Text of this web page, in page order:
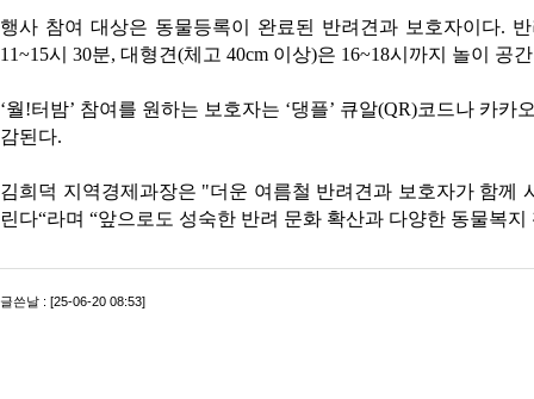
행사 참여 대상은 동물등록이 완료된 반려견과 보호자이다.
11~15시 30분, 대형견(체고 40cm 이상)은 16~18시까지 놀이 공
‘월!터밤’ 참여를 원하는 보호자는 ‘댕플’ 큐알(QR)코드나 카
감된다.
김희덕 지역경제과장은 "더운 여름철 반려견과 보호자가 함께
린다“라며 “앞으로도 성숙한 반려 문화 확산과 다양한 동물복
글쓴날 : [25-06-20 08:53]